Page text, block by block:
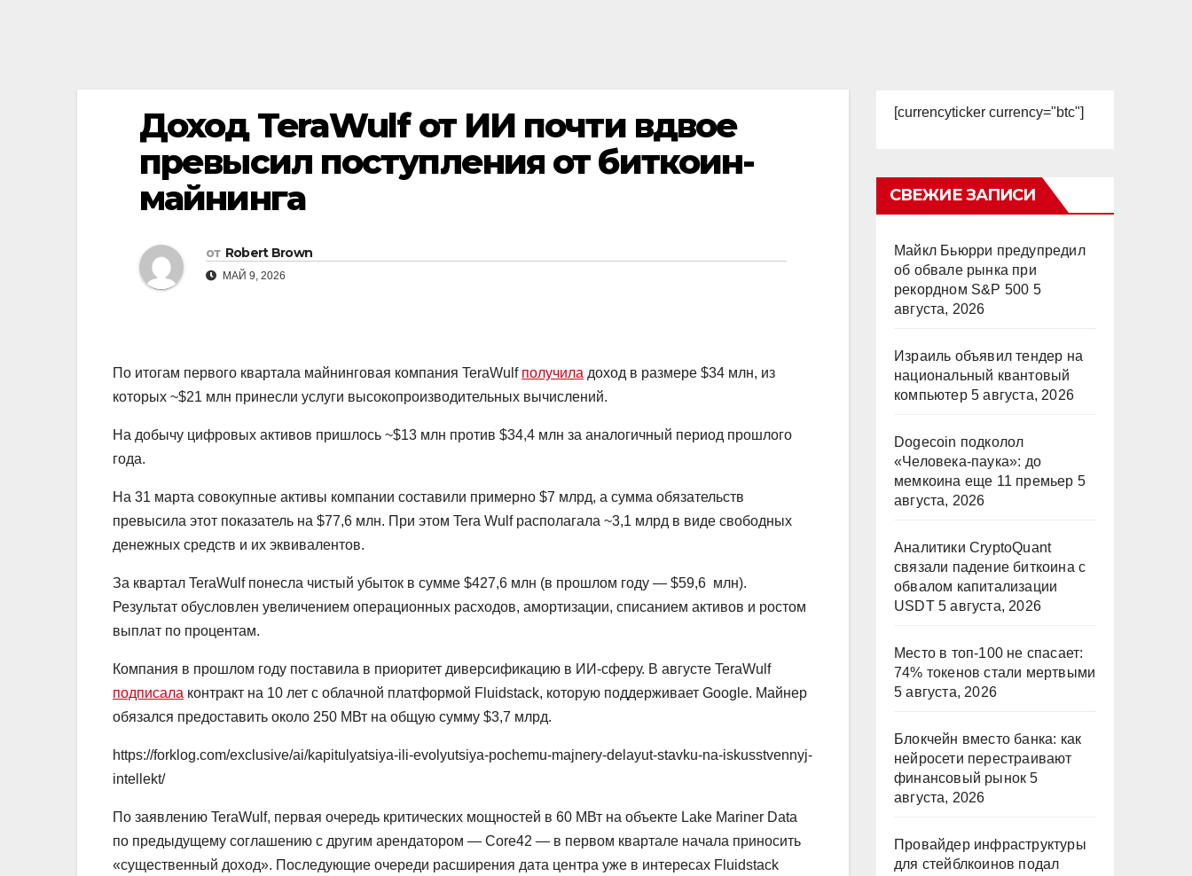
Доход TeraWulf от ИИ почти вдвое
превысил поступления от биткоин-
майнинга
от Robert Brown
МАЙ 9, 2026
По итогам первого квартала майнинговая компания TeraWulf получила доход в размере $34 млн, из
которых ~$21 млн принесли услуги высокопроизводительных вычислений.
На добычу цифровых активов пришлось ~$13 млн против $34,4 млн за аналогичный период прошлого
года.
На 31 марта совокупные активы компании составили примерно $7 млрд, а сумма обязательств
превысила этот показатель на $77,6 млн. При этом Tera Wulf располагала ~3,1 млрд в виде свободных
денежных средств и их эквивалентов.
За квартал TeraWulf понесла чистый убыток в сумме $427,6 млн (в прошлом году — $59,6 млн).
Результат обусловлен увеличением операционных расходов, амортизации, списанием активов и ростом
выплат по процентам.
Компания в прошлом году поставила в приоритет диверсификацию в ИИ-сферу. В августе TeraWulf
подписала контракт на 10 лет с облачной платформой Fluidstack, которую поддерживает Google. Майнер
обязался предоставить около 250 МВт на общую сумму $3,7 млрд.
https://forklog.com/exclusive/ai/kapitulyatsiya-ili-evolyutsiya-pochemu-majnery-delayut-stavku-na-iskusstvennyj-
intellekt/
По заявлению TeraWulf, первая очередь критических мощностей в 60 МВт на объекте Lake Mariner Data
по предыдущему соглашению с другим арендатором — Core42 — в первом квартале начала приносить
«существенный доход». Последующие очереди расширения дата центра уже в интересах Fluidstack
[currencyticker currency="btc"]
СВЕЖИЕ ЗАПИСИ
Майкл Бьюрри предупредил
об обвале рынка при
рекордном S&P 500 5
августа, 2026
Израиль объявил тендер на
национальный квантовый
компьютер 5 августа, 2026
Dogecoin подколол
«Человека-паука»: до
мемкоина еще 11 премьер 5
августа, 2026
Аналитики CryptoQuant
связали падение биткоина с
обвалом капитализации
USDT 5 августа, 2026
Место в топ-100 не спасает:
74% токенов стали мертвыми
5 августа, 2026
Блокчейн вместо банка: как
нейросети перестраивают
финансовый рынок 5
августа, 2026
Провайдер инфраструктуры
для стейблкоинов подал